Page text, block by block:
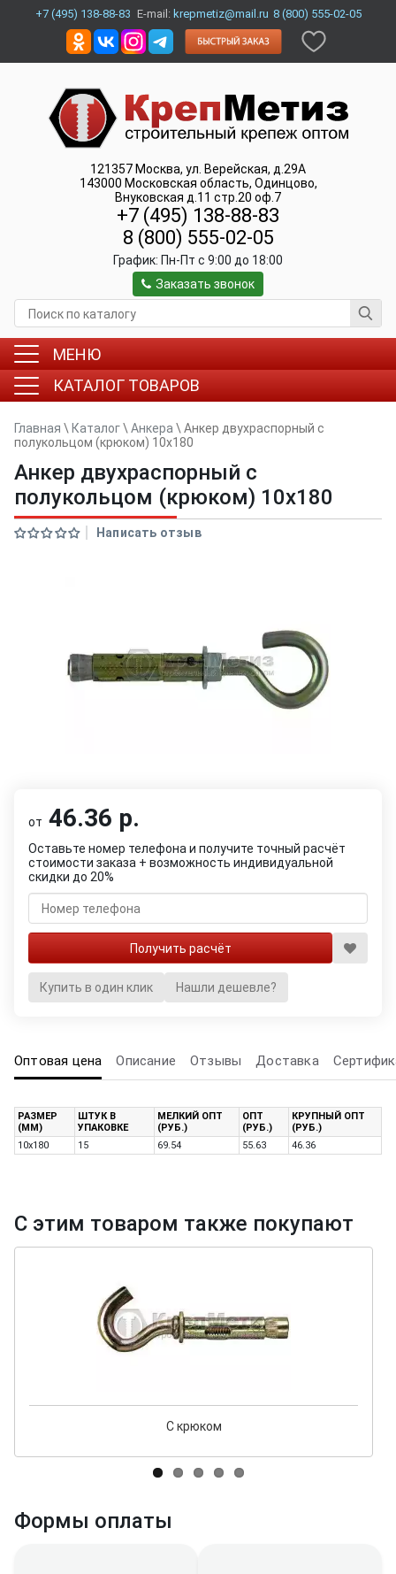
+7 (495) 138-88-83 E-mail: krepmetiz@mail.ru 8 (800) 555-02-05
121357 Москва, ул. Верейская, д.29А
143000 Московская область, Одинцово,
Внуковская д.11 стр.20 оф.7
+7 (495) 138-88-83
8 (800) 555-02-05
График: Пн-Пт c 9:00 до 18:00
Заказать звонок
МЕНЮ
КАТАЛОГ ТОВАРОВ
Главная \ Каталог\ Анкера \ Анкер двуxраспорный с
полукольцом (крюком) 10x180
Анкер двуxраспорный с
полукольцом (крюком) 10x180
Написать отзыв
от 46.36 р.
Оставьте номер телефона и получите точный расчёт
стоимости заказа + возможность индивидуальной
скидки до 20%
Купить в один клик Нашли дешевле?
Оптовая цена Описание Отзывы Доставка
РАЗМЕР
(ММ)
ШТУК В
УПАКОВКЕ
МЕЛКИЙ ОПТ
(РУБ.)
ОПТ
(РУБ.)
КРУПНЫЙ ОПТ
(РУБ.)
10х180
15 69.54 55.63 46.36
С этим товаром также покупают
С крюком
Формы оплаты